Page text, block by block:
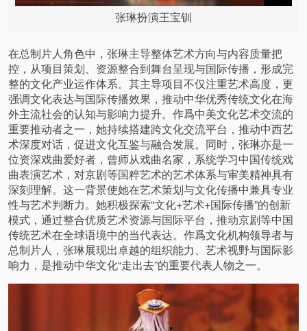
张琳扮演王宝钏
在总制片人角色中，张琳主导整体艺术方向与内容质量把
控，从项目策划、资源整合到舞台呈现与国际传播，形成完
整的文化产业运作体系。其主导项目不仅注重艺术高度，更
强调文化表达与国际传播效果，推动中华优秀传统文化在海
外主流社会的认知与影响力提升。作爲中美文化艺术交流的
重要推动者之一，她持续搭建跨文化交流平台，推动中西艺
术深度对话，促进文化互鉴与融合发展。同时，张琳亦是一
位资深戏曲爱好者，曾师从戏曲名家，系统学习中国传统戏
曲表演艺术，对京剧等国粹艺术的艺术体系与审美精神具有
深刻理解。这一背景使她在艺术策划与文化传播中兼具专业
性与艺术判断力。她积极探索“文化+艺术+国际传播”的创新
模式，通过整合优质艺术资源与国际平台，推动京剧等中国
传统艺术在全球语境中的当代表达。作爲文化机构领导者与
总制片人，张琳展现出卓越的组织能力、艺术视野与国际影
响力，是推动中华文化“走出去”的重要代表人物之一。